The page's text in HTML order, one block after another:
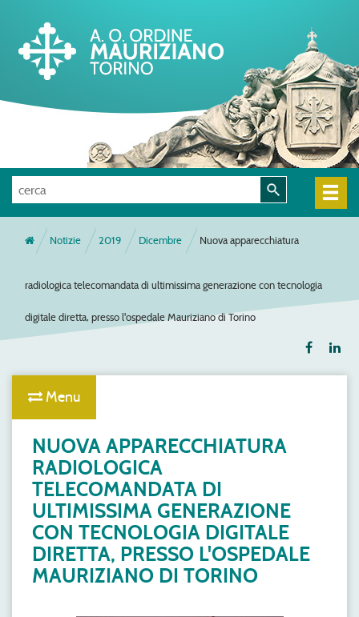
Notizie 2019 Dicembre Nuova apparecchiatura
radiologica telecomandata di ultimissima generazione con tecnologia
digitale diretta, presso l'ospedale Mauriziano di Torino
Menu
NUOVA APPARECCHIATURA
RADIOLOGICA
TELECOMANDATA DI
ULTIMISSIMA GENERAZIONE
CON TECNOLOGIA DIGITALE
DIRETTA, PRESSO L'OSPEDALE
MAURIZIANO DI TORINO